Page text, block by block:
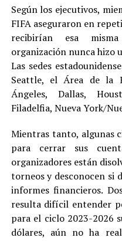
Según los ejecutivos,
FIFA aseguraron en
recibirían esa
organización nunca hizo
Las sedes
Seattle, el Área de la
Ángeles, Dallas,
Filadelfia, Nueva York/
Mientras tanto, algunas
para cerrar sus
organizadores están
torneos y desconocen si
informes financieros.
resulta difícil entender
para el ciclo 2023-2026
dólares, aún no ha